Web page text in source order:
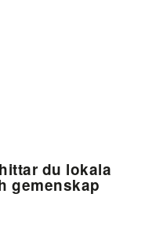
du lokala
gemenskap